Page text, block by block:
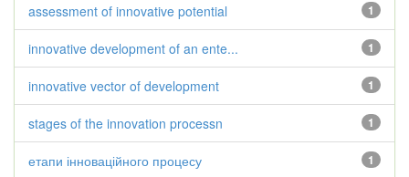
1
assessment of innovative potential
1
innovative development of an ente...
1
innovative vector of development
1
stages of the innovation processn
1
етапи інноваційного процесу